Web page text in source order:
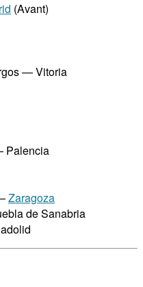
(Avant)
— Vitoria
Palencia
Zaragoza
de Sanabria